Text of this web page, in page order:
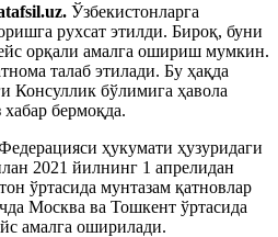
Ўзбекистонларга
рухсат этилди. Бироқ, буни
орқали амалга ошириш мумкин.
талаб этилади. Бу ҳақда
Консуллик бўлимига ҳавола
бермоқда.
ҳукумати ҳузуридаги
2021 йилнинг 1 апрелидан
ўртасида мунтазам қатновлар
Москва ва Тошкент ўртасида
амалга оширилади.